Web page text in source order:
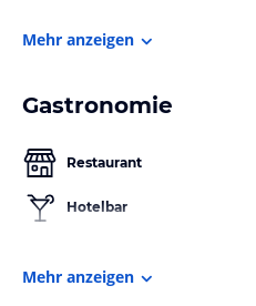
Mehr anzeigen
Gastronomie
Restaurant
Hotelbar
Mehr anzeigen